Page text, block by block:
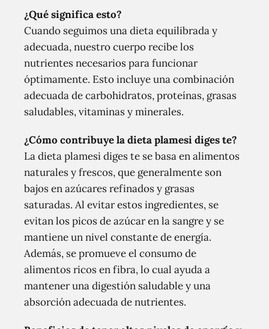
¿Qué significa esto?
Cuando seguimos una dieta equilibrada y
adecuada, nuestro cuerpo recibe los
nutrientes necesarios para funcionar
óptimamente. Esto incluye una combinación
adecuada de carbohidratos, proteínas, grasas
saludables, vitaminas y minerales.
¿Cómo contribuye la dieta plamesi diges te?
La dieta plamesi diges te se basa en alimentos
naturales y frescos, que generalmente son
bajos en azúcares refinados y grasas
saturadas. Al evitar estos ingredientes, se
evitan los picos de azúcar en la sangre y se
mantiene un nivel constante de energía.
Además, se promueve el consumo de
alimentos ricos en fibra, lo cual ayuda a
mantener una digestión saludable y una
absorción adecuada de nutrientes.